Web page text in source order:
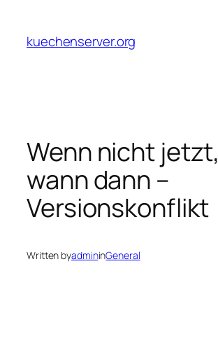
content
kuechenserver.org
Wenn nicht jetzt,
wann dann –
Versionskonflikt
Written byadmininGeneral